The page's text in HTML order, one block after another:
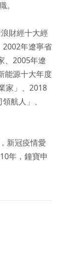
財經十大經
2002年遼寧省
、2005年遼
能源十大年度
家」、2018
航人」、
新冠疫情愛
年，鐘寶申